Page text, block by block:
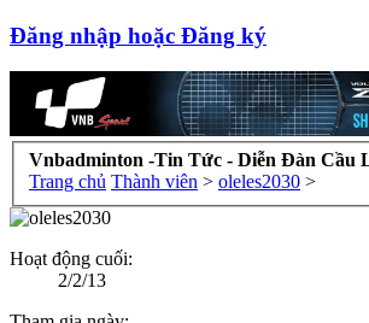
Đăng nhập hoặc Đăng ký
Vnbadminton -Tin Tức - Diễn Đàn Cầu
Trang chủ Thành viên > oleles2030 >
Hoạt động cuối:
2/2/13